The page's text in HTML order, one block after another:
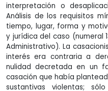
interpretación o
Análisis de los requisitos
tiempo, lugar, forma y
y jurídica del caso (numeral
Administrativo). La
interés era contraria a
nulidad decretada en un
casación que había
sustantivas violentas;